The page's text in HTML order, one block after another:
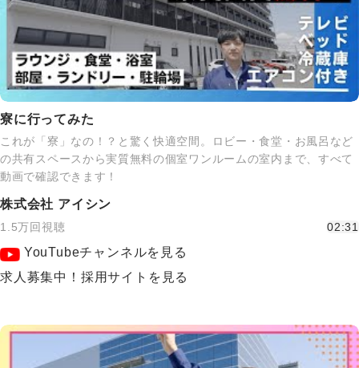
寮に行ってみた
これが「寮」なの！？と驚く快適空間。ロビー・食堂・お風呂など
の共有スペースから実質無料の個室ワンルームの室内まで、すべて
動画で確認できます！
株式会社 アイシン
1.5万回視聴 02:31
YouTubeチャンネルを見る
求人募集中！採用サイトを見る